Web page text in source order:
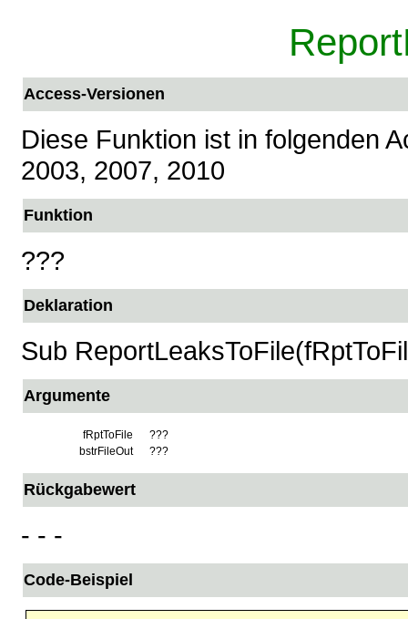
Access-Versionen
Diese Funktion ist in folgenden
2003, 2007, 2010
Funktion
???
Deklaration
Sub
Argumente
fRptToFile
???
bstrFileOut
???
Rückgabewert
- - -
Code-Beispiel